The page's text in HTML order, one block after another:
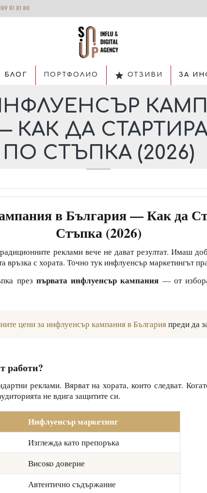
81 81 88
БЛОГ ПОРТФОЛИО ОТЗИВИ ЗА
КАК ДА
ПО СТЪПКА (2026)
в България — Как да
Стъпка (2026)
реклами вече не дават резултат. Имаш
с хората. Точно тук инфлуенсър маркетингът
през първата инфлуенсър кампания — от
цени за инфлуенсър кампания в Българияпреди да
работи?
реклами. Вярват на хората, които следват.
не вдига защитите си.
Инфлуенсър маркетинг
Изглежда като препоръка
Високо доверие
Автентично съдържание